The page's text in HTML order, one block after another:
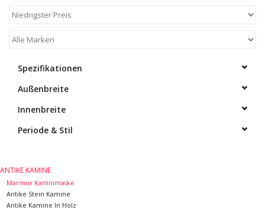
Spezifikationen
Außenbreite
Innenbreite
Periode & Stil
ANTIKE KAMINE
Marmor Kaminmaske
Antike Stein Kamine
Antike Kamine In Holz